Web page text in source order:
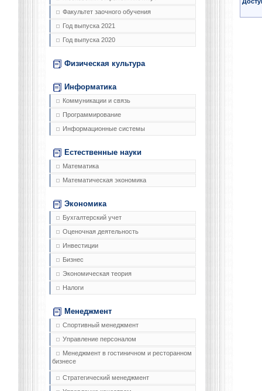
Факультет заочного обучения
Год выпуска 2021
Год выпуска 2020
Физическая культура
Информатика
Коммуникации и связь
Программирование
Информационные системы
Естественные науки
Математика
Математическая экономика
Экономика
Бухгалтерский учет
Оценочная деятельность
Инвестиции
Бизнес
Экономическая теория
Налоги
Менеджмент
Спортивный менеджмент
Управление персоналом
Менеджмент в гостиничном и ресторанном
бизнесе
Стратегический менеджмент